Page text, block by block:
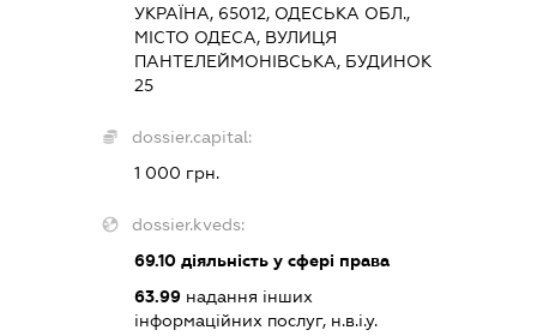
УКРАЇНА, 65012, ОДЕСЬКА ОБЛ.,
МІСТО ОДЕСА, ВУЛИЦЯ
ПАНТЕЛЕЙМОНІВСЬКА, БУДИНОК
25
dossier.capital:
1 000 грн.
dossier.kveds:
69.10діяльність у сфері права
63.99надання інших
інформаційних послуг, н.в.і.у.